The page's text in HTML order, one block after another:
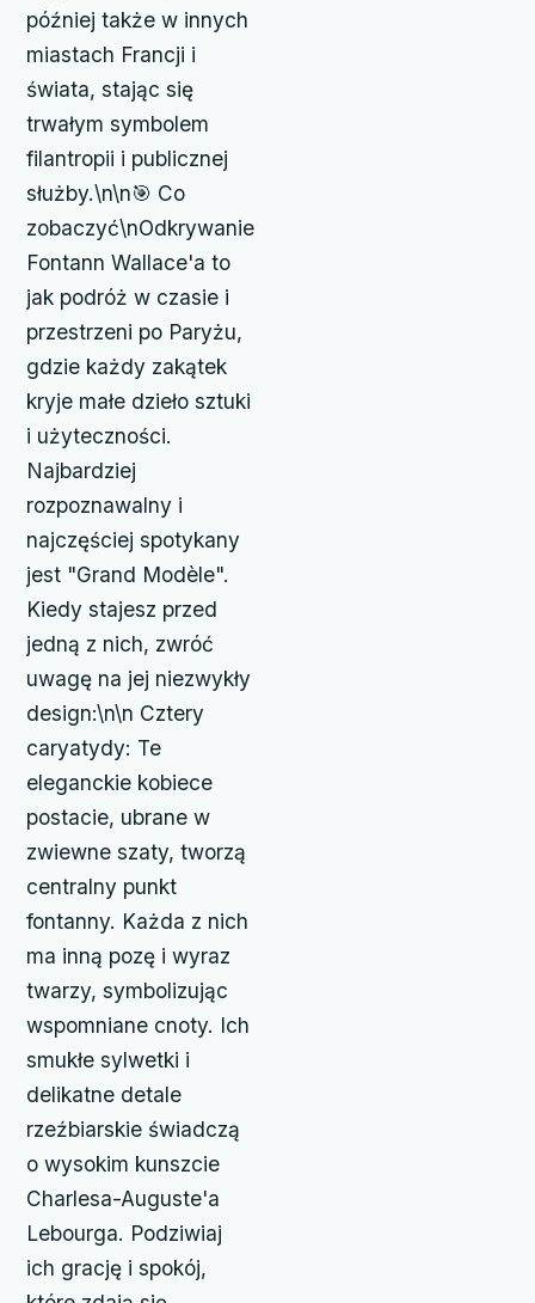
później także w innych
miastach Francji i
świata, stając się
trwałym symbolem
filantropii i publicznej
służby.\n\n🎯 Co
zobaczyć\nOdkrywanie
Fontann Wallace'a to
jak podróż w czasie i
przestrzeni po Paryżu,
gdzie każdy zakątek
kryje małe dzieło sztuki
i użyteczności.
Najbardziej
rozpoznawalny i
najczęściej spotykany
jest "Grand Modèle".
Kiedy stajesz przed
jedną z nich, zwróć
uwagę na jej niezwykły
design:\n\n Cztery
caryatydy: Te
eleganckie kobiece
postacie, ubrane w
zwiewne szaty, tworzą
centralny punkt
fontanny. Każda z nich
ma inną pozę i wyraz
twarzy, symbolizując
wspomniane cnoty. Ich
smukłe sylwetki i
delikatne detale
rzeźbiarskie świadczą
o wysokim kunszcie
Charlesa-Auguste'a
Lebourga. Podziwiaj
ich grację i spokój,